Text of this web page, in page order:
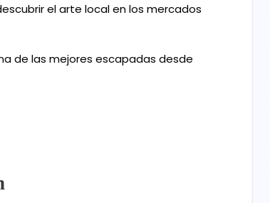
el arte local en los mercados
de las mejores escapadas desde